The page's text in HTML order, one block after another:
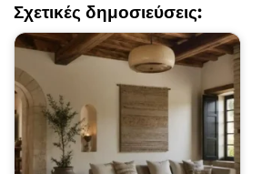
Σχετικές δημοσιεύσεις: